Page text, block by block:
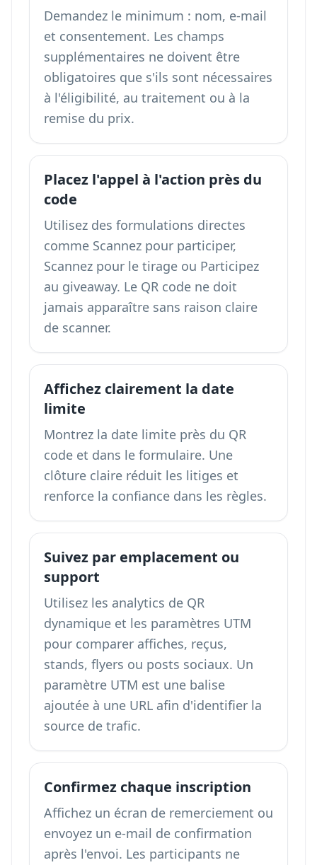
Demandez le minimum : nom, e-mail
et consentement. Les champs
supplémentaires ne doivent être
obligatoires que s'ils sont nécessaires
à l'éligibilité, au traitement ou à la
remise du prix.
Placez l'appel à l'action près du
code
Utilisez des formulations directes
comme Scannez pour participer,
Scannez pour le tirage ou Participez
au giveaway. Le QR code ne doit
jamais apparaître sans raison claire
de scanner.
Affichez clairement la date
limite
Montrez la date limite près du QR
code et dans le formulaire. Une
clôture claire réduit les litiges et
renforce la confiance dans les règles.
Suivez par emplacement ou
support
Utilisez les analytics de QR
dynamique et les paramètres UTM
pour comparer affiches, reçus,
stands, flyers ou posts sociaux. Un
paramètre UTM est une balise
ajoutée à une URL afin d'identifier la
source de trafic.
Confirmez chaque inscription
Affichez un écran de remerciement ou
envoyez un e-mail de confirmation
après l'envoi. Les participants ne